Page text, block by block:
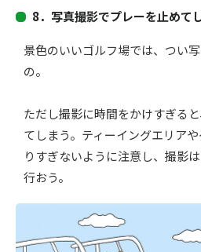
8．写真撮影でプレーを止めて
景色のいいゴルフ場では、つい
の。
ただし撮影に時間をかけすぎる
てしまう。 ティーイングエリア
りすぎないように注意し、撮影
行おう。